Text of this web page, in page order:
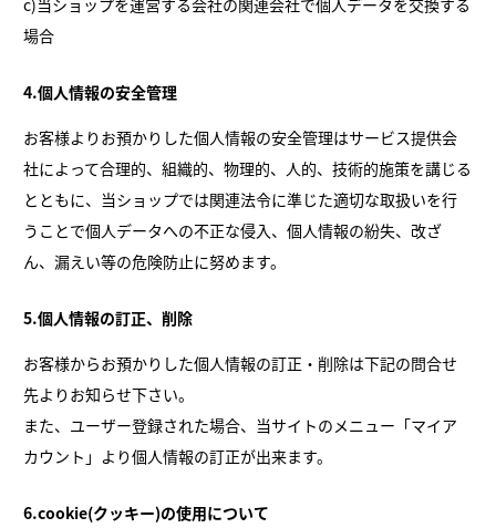
c)当ショップを運営する会社の関連会社で個人データを交換する
場合
4.個人情報の安全管理
お客様よりお預かりした個人情報の安全管理はサービス提供会
社によって合理的、組織的、物理的、人的、技術的施策を講じる
とともに、当ショップでは関連法令に準じた適切な取扱いを行
うことで個人データへの不正な侵入、個人情報の紛失、改ざ
ん、漏えい等の危険防止に努めます。
5.個人情報の訂正、削除
お客様からお預かりした個人情報の訂正・削除は下記の問合せ
先よりお知らせ下さい。
また、ユーザー登録された場合、当サイトのメニュー「マイア
カウント」より個人情報の訂正が出来ます。
6.cookie(クッキー)の使用について